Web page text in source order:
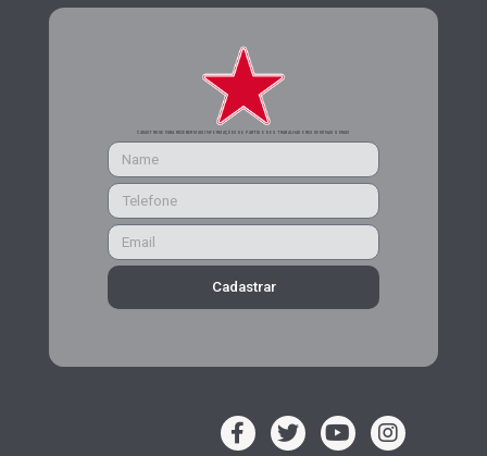
CADASTRE-SE PARA RECEBER MAIS INFORMAÇÕES DO PARTIDO DOS TRABALHADORES DE MINAS GERAIS
Cadastrar